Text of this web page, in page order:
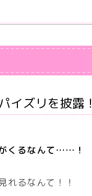
イズリを披露！
くるなんて……！
れるなんて！！